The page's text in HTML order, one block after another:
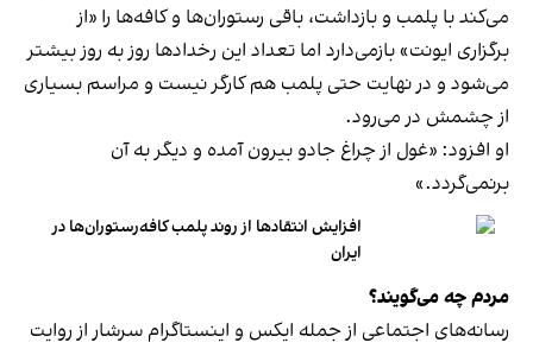
می‌کند با پلمب و بازداشت، باقی رستوران‌ها و کافه‌ها را «از
برگزاری ایونت» بازمی‌دارد اما تعداد این رخدادها روز به روز بیشتر
می‌شود و در نهایت حتی پلمب هم کارگر نیست و مراسم بسیاری
از چشمش در می‌رود.
او افزود: «غول از چراغ جادو بیرون آمده و دیگر به آن
برنمی‎‌گردد.»
افزایش انتقادها از روند پلمب کافه‌رستوران‌ها در
ایران
مردم چه می‌گویند؟
رسانه‎‌های اجتماعی از جمله ایکس و اینستاگرام سرشار از روایت